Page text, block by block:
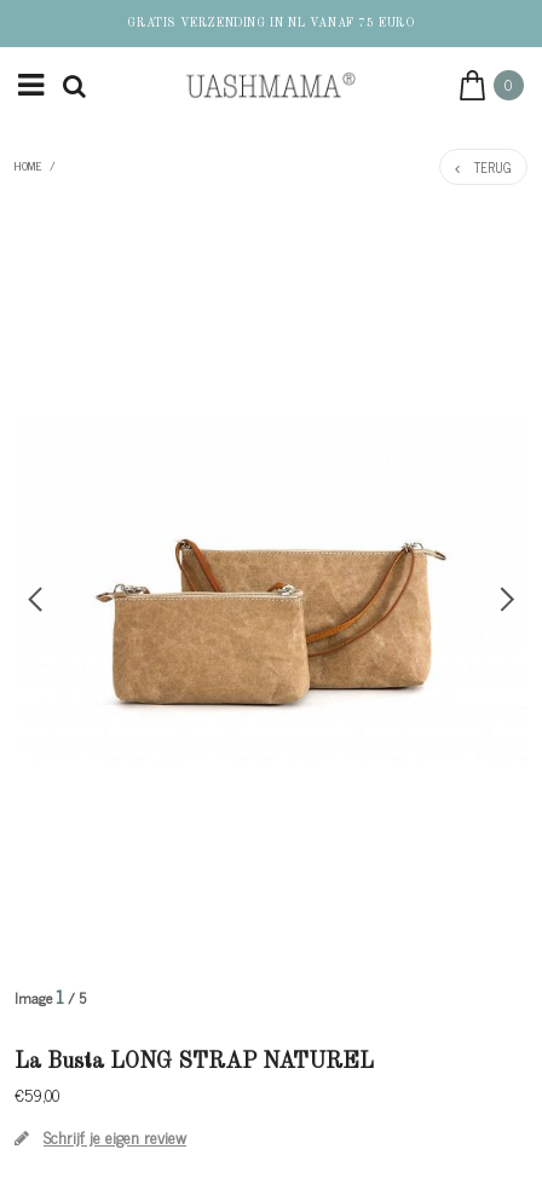
GRATIS VERZENDING IN NL VANAF 75 EURO
0
HOME / TERUG
Image1/ 5
La Busta LONG STRAP NATUREL
€59,00
Schrijf je eigen review